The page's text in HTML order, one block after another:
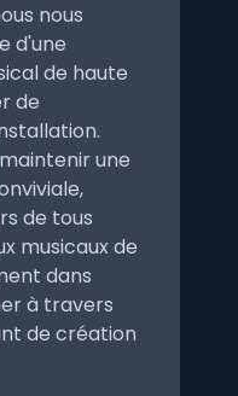
nous
d'une
de haute
de
une
de tous
musicaux de
dans
à travers
de création